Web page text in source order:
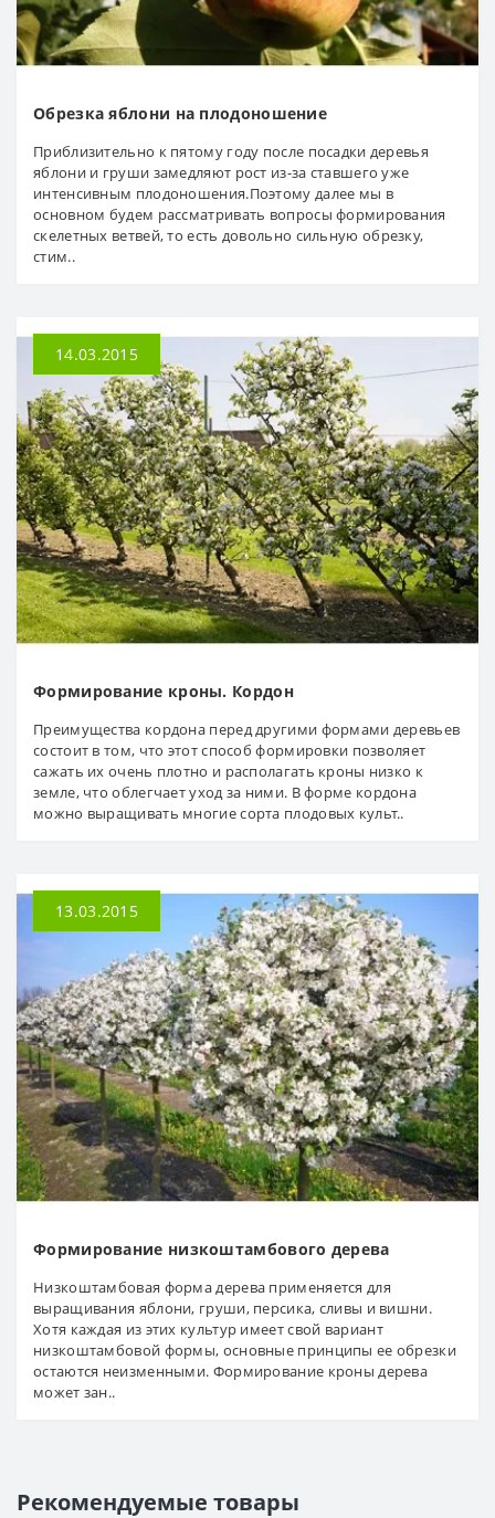
Обрезка яблони на плодоношение
Приблизительно к пятому году после посадки деревья
яблони и груши замедляют рост из-за ставшего уже
интенсивным плодоношения.Поэтому далее мы в
основном будем рассматривать вопросы формирования
скелетных ветвей, то есть довольно сильную обрезку,
стим..
14.03.2015
Формирование кроны. Кордон
Преимущества кордона перед другими формами деревьев
состоит в том, что этот способ формировки позволяет
сажать их очень плотно и располагать кроны низко к
земле, что облегчает уход за ними. В форме кордона
можно выращивать многие сорта плодовых культ..
13.03.2015
Формирование низкоштамбового дерева
Низкоштамбовая форма дерева применяется для
выращивания яблони, груши, персика, сливы и вишни.
Хотя каждая из этих культур имеет свой вариант
низкоштамбовой формы, основные принципы ее обрезки
остаются неизменными. Формирование кроны дерева
может зан..
Рекомендуемые товары